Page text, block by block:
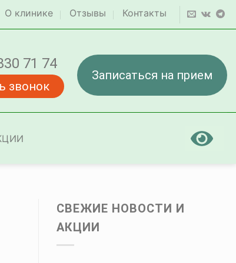
О клинике Отзывы Контакты
71 74
звонок
Записаться на прием
СВЕЖИЕ НОВОСТИ И
АКЦИИ